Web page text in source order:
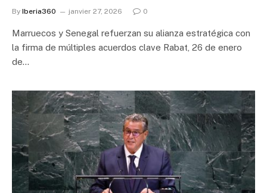
By Iberia360 janvier 27, 2026 0
Marruecos y Senegal refuerzan su alianza estratégica con
la firma de múltiples acuerdos clave Rabat, 26 de enero
de…